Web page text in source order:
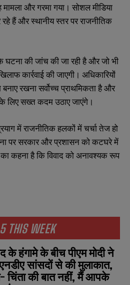
THIS WEEK
के हंगामे के बीच पीएम मोदी ने
सांसदों से की मुलाकात,
चिंता की बात नहीं, मैं आपके
मामला और गरमा गया। सोशल मीडिया
रहे हैं और स्थानीय स्तर पर राजनीतिक
घटना की जांच की जा रही है और जो भी
कार्रवाई की जाएगी। अधिकारियों
रखना सर्वोच्च प्राथमिकता है और
लिए सख्त कदम उठाए जाएंगे।
में राजनीतिक हलकों में चर्चा तेज हो
पर सरकार और प्रशासन को कटघरे में
का कहना है कि विवाद को अनावश्यक रूप